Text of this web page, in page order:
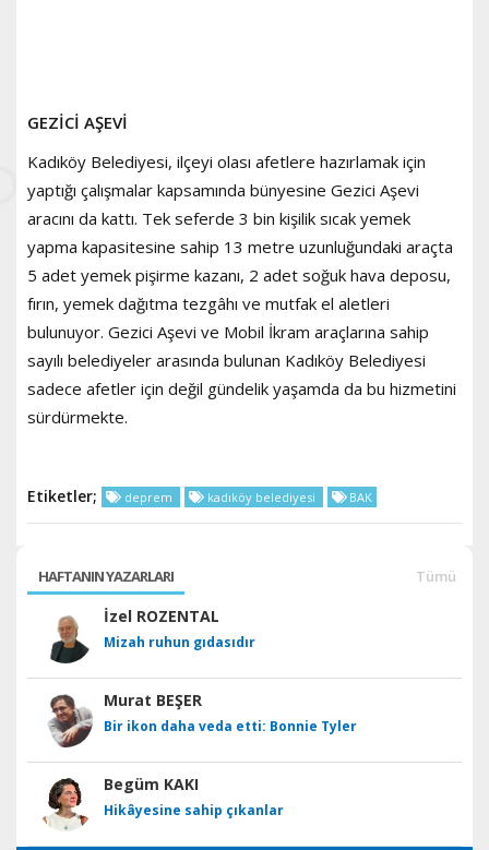
GEZİCİ AŞEVİ
Kadıköy Belediyesi, ilçeyi olası afetlere hazırlamak için
yaptığı çalışmalar kapsamında bünyesine Gezici Aşevi
aracını da kattı. Tek seferde 3 bin kişilik sıcak yemek
yapma kapasitesine sahip 13 metre uzunluğundaki araçta
5 adet yemek pişirme kazanı, 2 adet soğuk hava deposu,
fırın, yemek dağıtma tezgâhı ve mutfak el aletleri
bulunuyor. Gezici Aşevi ve Mobil İkram araçlarına sahip
sayılı belediyeler arasında bulunan Kadıköy Belediyesi
sadece afetler için değil gündelik yaşamda da bu hizmetini
sürdürmekte.
Etiketler; deprem kadıköy belediyesi BAK
HAFTANIN YAZARLARI Tümü
İzel ROZENTAL
Mizah ruhun gıdasıdır
Murat BEŞER
Bir ikon daha veda etti: Bonnie Tyler
Begüm KAKI
Hikâyesine sahip çıkanlar